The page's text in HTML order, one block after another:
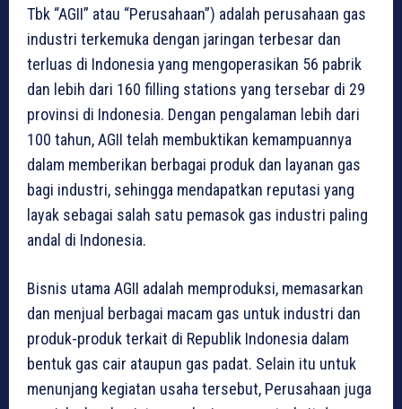
Tbk “AGII” atau “Perusahaan”) adalah perusahaan gas
industri terkemuka dengan jaringan terbesar dan
terluas di Indonesia yang mengoperasikan 56 pabrik
dan lebih dari 160 filling stations yang tersebar di 29
provinsi di Indonesia. Dengan pengalaman lebih dari
100 tahun, AGII telah membuktikan kemampuannya
dalam memberikan berbagai produk dan layanan gas
bagi industri, sehingga mendapatkan reputasi yang
layak sebagai salah satu pemasok gas industri paling
andal di Indonesia.
Bisnis utama AGII adalah memproduksi, memasarkan
dan menjual berbagai macam gas untuk industri dan
produk-produk terkait di Republik Indonesia dalam
bentuk gas cair ataupun gas padat. Selain itu untuk
menunjang kegiatan usaha tersebut, Perusahaan juga